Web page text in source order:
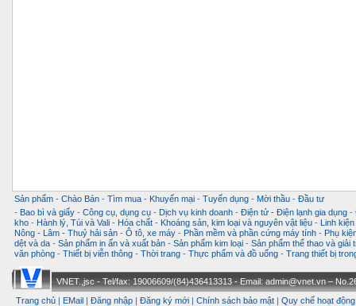
Sản phẩm - Chào Bán - Tìm mua - Khuyến mại - Tuyển dụng - Mời thầu - Đầu tư
- Bao bì và giấy - Công cụ, dụng cụ - Dịch vụ kinh doanh - Điện tử - Điện lạnh gia dụng -
kho - Hành lý, Túi và Vali - Hóa chất - Khoáng sản, kim loại và nguyên vật liệu -
Linh
Nông - Lâm - Thuỷ hải sản - Ô tô, xe máy - Phần mềm và phần cứng máy tính - Phụ
dệt và da - Sản phẩm in ấn và xuất bản - Sản phẩm kim loại - Sản phẩm thể thao và giải
văn phòng - Thiết bị viễn thông - Thời trang - Thực phẩm và đồ uống - Trang thiết bị
VNET.,jsc - Tel/fax: 19006609/(84)436413313 - Email: admin@vnet.vn –
Trang chủ
EMail Đăng nhập Đăng ký mới Chính sách bảo mật Quy chế hoạt động